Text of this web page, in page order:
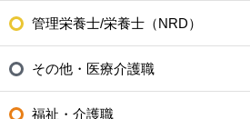
管理栄養士/栄養士（NRD）
その他・医療介護職
福祉・介護職